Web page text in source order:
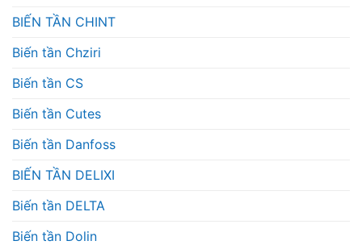
BIẾN TẦN CHINT
Biến tần Chziri
Biến tần CS
Biến tần Cutes
Biến tần Danfoss
BIẾN TẦN DELIXI
Biến tần DELTA
Biến tần Dolin